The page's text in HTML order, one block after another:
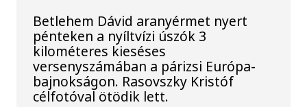
Betlehem Dávid aranyérmet nyert
pénteken a nyíltvízi úszók 3
kilométeres kieséses
versenyszámában a párizsi Európa-
bajnokságon. Rasovszky Kristóf
célfotóval ötödik lett.